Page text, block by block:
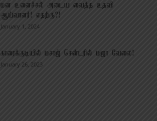
மன உளைச்சல் அடைய வைத்த உதவி
ஆய்வாளர்! எதற்கு?!
January 1, 2024
காரைக்குடியில் மசாஜ் சென்டரில் மஜா வேலை!
January 26, 2023